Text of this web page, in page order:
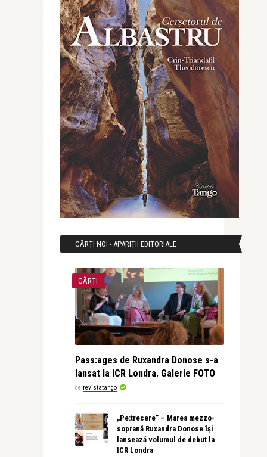
CĂRȚI NOI - APARIȚII EDITORIALE
CĂRȚI
Pass:ages de Ruxandra Donose s-a
lansat la ICR Londra. Galerie FOTO
de revistatango
„Pe:trecere” – Marea mezzo-
soprană Ruxandra Donose își
lansează volumul de debut la
ICR Londra